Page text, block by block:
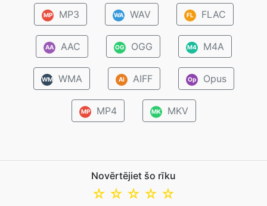
MP MP3 WA WAV FL FLAC
AA AAC OG OGG M4 M4A
WM WMA AI AIFF Op Opus
MP MP4 MK MKV
Novērtējiet šo rīku
☆
☆
☆
☆
☆